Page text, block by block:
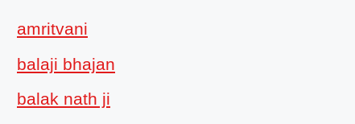
amritvani
balaji bhajan
balak nath ji